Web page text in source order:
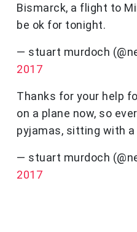
Bismarck, a flight to
be ok for tonight.
— stuart murdoch
2017
Thanks for your help
on a plane now, so
pyjamas, sitting with
— stuart murdoch
2017